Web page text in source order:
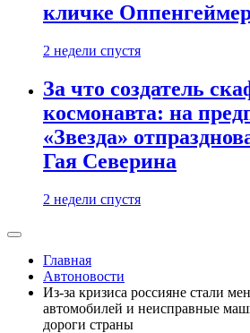
кличке
2 недели спустя
За что создатель
космонавта: на
«Звезда»
Гая Северина
2 недели спустя
Главная
Автоновости
Из-за кризиса россияне стали
автомобилей и неисправные
дороги страны